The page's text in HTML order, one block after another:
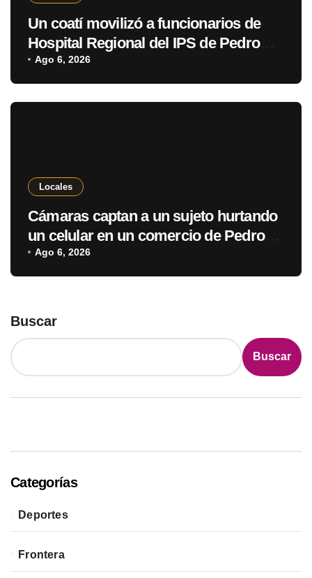
Un coatí movilizó a funcionarios de
Hospital Regional del IPS de Pedro
Juan Caballero
Ago 6, 2026
Locales
Cámaras captan a un sujeto hurtando
un celular en un comercio de Pedro
Juan Caballero
Ago 6, 2026
Buscar
Buscar
Categorías
Deportes
Frontera